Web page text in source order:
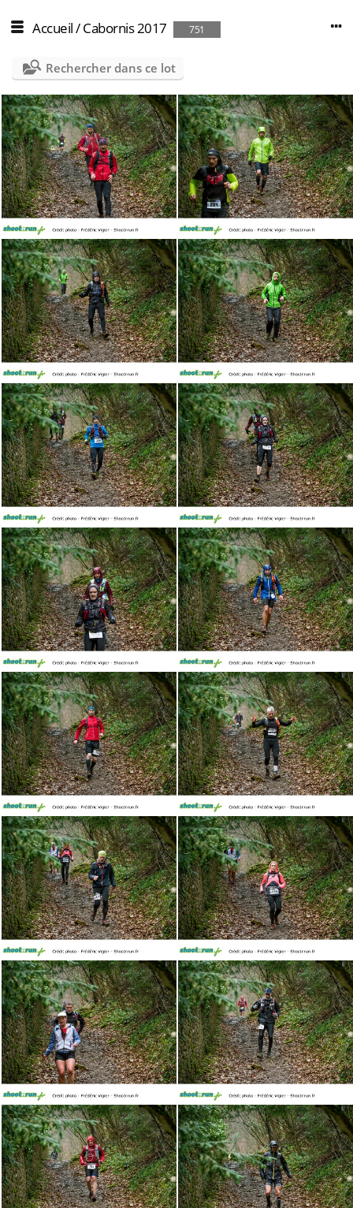
Accueil/Cabornis 2017 751
Rechercher dans ce lot